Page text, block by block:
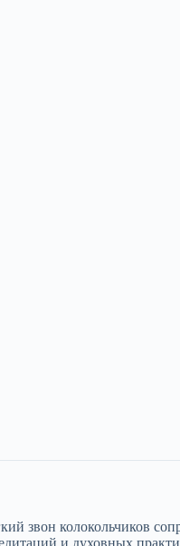
звон колокольчиков
и духовных